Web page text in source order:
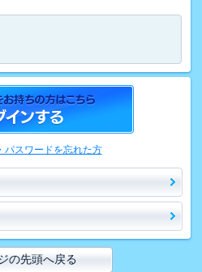
パスワードを忘れた方
の先頭へ戻る